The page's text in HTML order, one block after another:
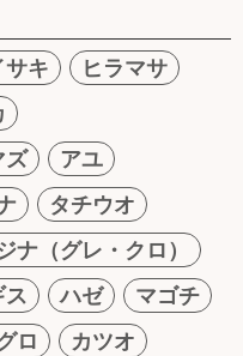
サキ
ヒラマサ
ズ
アユ
タチウオ
ナ（グレ・クロ）
ス ハゼ
マゴチ
ロ
カツオ